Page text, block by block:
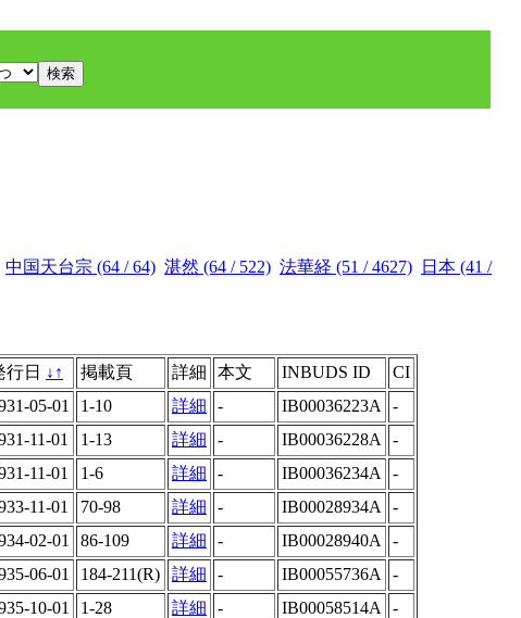
中国天台宗 (64 / 64) 湛然 (64 / 522) 法華経 (51 / 4627)
日本 (41 /
行日 ↓ ↑ 掲載頁 詳細 本文 INBUDS ID
CI
05-01 1-10 詳細 - IB00036223A
-
11-01 1-13 詳細 - IB00036228A
-
11-01 1-6 詳細 - IB00036234A
-
11-01 70-98 詳細 - IB00028934A
-
02-01 86-109 詳細 - IB00028940A
-
06-01 184-211(R) 詳細 - IB00055736A
-
10-01 1-28 詳細 - IB00058514A
-